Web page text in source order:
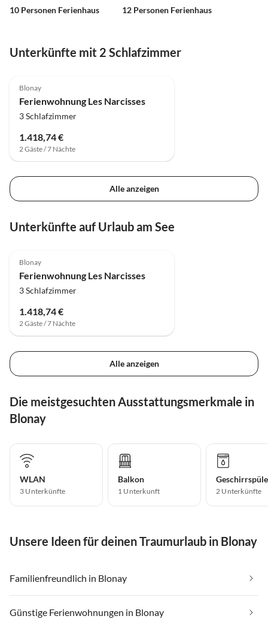
10 Personen Ferienhaus 12 Personen Ferienhaus
Unterkünfte mit 2 Schlafzimmer
Blonay
Ferienwohnung Les Narcisses
3 Schlafzimmer
1.418,74 €
2 Gäste / 7 Nächte
Alle anzeigen
Unterkünfte auf Urlaub am See
Blonay
Ferienwohnung Les Narcisses
3 Schlafzimmer
1.418,74 €
2 Gäste / 7 Nächte
Alle anzeigen
Die meistgesuchten Ausstattungsmerkmale in
Blonay
WLAN
3 Unterkünfte
Balkon
1 Unterkunft 2 Unterkünfte
Unsere Ideen für deinen Traumurlaub in Blonay
Familienfreundlich in Blonay
Günstige Ferienwohnungen in Blonay